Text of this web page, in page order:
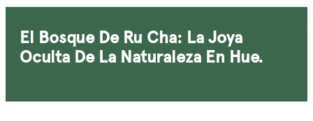
El Bosque De Ru Cha: La Joya
Oculta De La Naturaleza En Hue.